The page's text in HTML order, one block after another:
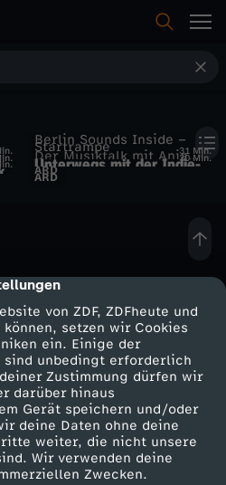
von ZDF, ZDFheute und
setzen wir Cookies
ein. Einige der
sind unbedingt erforderlich
Zustimmung dürfen wir
darüber hinaus
Gerät speichern und/oder
deine Daten ohne deine
weiter, die nicht unsere
Wir verwenden deine
Zwecken.
Berlin Sounds Inside –
Der Musiktalk mit Anja
Caspary
„Modeselektor“ und
ARD
31 Min.
Startrampe
Unterwegs mit der Indie-
Pop-Band Matija aus
ARD
30 Min.
Service
ZDFmitreden
Kontakt zum ZDF
Tickets